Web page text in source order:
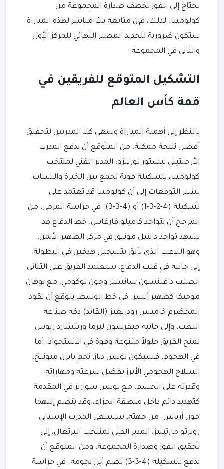
تحتاج إلى الفوز لخطف صدارة المجموعة من
كولومبيا. لذلك، فإن متابعة بث مباشر لهذه المباراة
ستكون ضرورية لتحديد المصير النهائي للمركز الأول
والثاني في المجموعة.
التشكيل المتوقع للفريقين في
قمة كأس العالم
بالنظر إلى أهمية المباراة وسعي كلا المدربين لتحقيق
أفضل نتيجة ممكنة، من المتوقع أن يدفع المدرب
الأرجنتيني نيستور لورينزو، المدير الفني لمنتخب
كولومبيا، بتشكيلة قوية تجمع بين الخبرة والشباب.
تشير التوقعات إلى أن كولومبيا قد تعتمد على
تشكيلة (4-2-3-1) أو (4-3-3). في حراسة المرمى، من
المرجح أن يتواجد كاميلو فارغاس. خط الدفاع قد
يشهد تواجد دانييل مونيوز في مركز الظهير الأيمن،
وهو اللاعب الذي تألق بتسجيل هدفين في البطولة.
إلى جانبه في قلب الدفاع، سيعتمد الفريق على الثنائي
الصلب دافينسون سانشيز وجون لوكومي، مع يوهان
موخيكا كظهير أيسر. في خط الوسط، يتوقع أن يقود
المخضرم خاميس رودريغيز (القائد) دفة صناعة
اللعب، وإلى جانبه جيفرسون ليرما وريتشارد ريوس
لمنح الفريق حلولاً متنوعة وقوة في الاستحواذ. أما
في الهجوم، فسيكون لويس دياز، نجم بايرن ميونيخ،
السلاح الهجومي الأبرز بفضل سرعته ومهاراته
وقدرته على الحسم، مع لويس سواريز في المقدمة
كتهديد دائم داخل منطقة الجزاء، وقد ينضم إليهما
جون أرياس. من جهته، سيسعى المدرب الإسباني
روبرتو مارتينيز، المدير الفني لمنتخب البرتغال، إلى
تحقيق الفوز وصدارة المجموعة، ومن المتوقع أن
يدفع بتشكيلة (4-3-3) تضم أبرز نجومه. في حراسة